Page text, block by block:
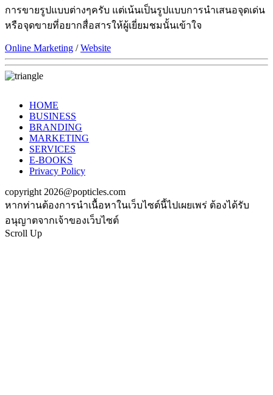
การขายรูปแบบต่างๆครับ แต่เน้นเป็นรูปแบบการนำเสนอจุดเด่น
หรือจุดขายที่อยากสื่อสารให้ผู้เยี่ยมชมนั้นเข้าใจ
Online Marketing /Website
HOME
BUSINESS
BRANDING
MARKETING
SERVICES
E-BOOKS
Privacy Policy
copyright 2026@popticles.com
หากท่านต้องการนำเนื้อหาในเว็บไซต์นี้ไปเผยเพร่ ต้องได้รับ
อนุญาตจากเจ้าของเว็บไซต์
Scroll Up